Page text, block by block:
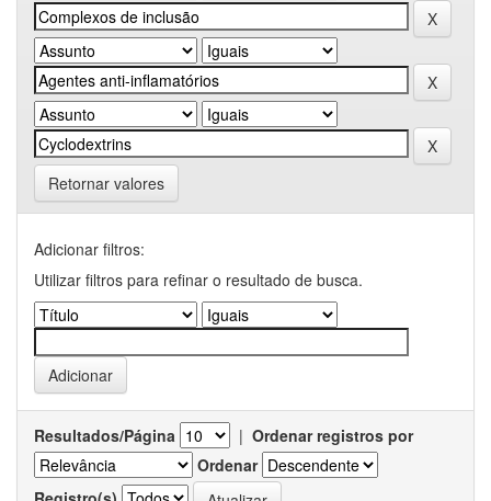
Retornar valores
Adicionar filtros:
Utilizar filtros para refinar o resultado de busca.
Resultados/Página | Ordenar registros por
Ordenar